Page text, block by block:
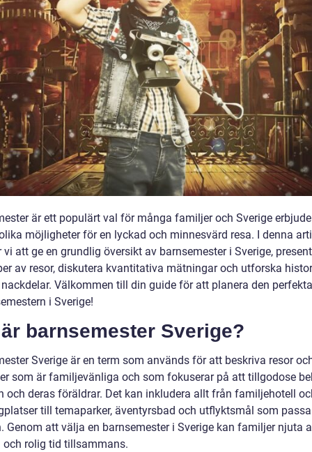
är ett populärt val för många familjer och Sverige
möjligheter för en lyckad och minnesvärd resa. I denna
vi att ge en grundlig översikt av barnsemester i Sverige,
av resor, diskutera kvantitativa mätningar och utforska
Välkommen till din guide för att planera den perfekta
i Sverige!
barnsemester Sverige?
Sverige är en term som används för att beskriva resor
som är familjevänliga och som fokuserar på att tillgodose
och deras föräldrar. Det kan inkludera allt från familjehotell
till temaparker, äventyrsbad och utflyktsmål som
Genom att välja en barnsemester i Sverige kan familjer njuta
och rolig tid tillsammans.